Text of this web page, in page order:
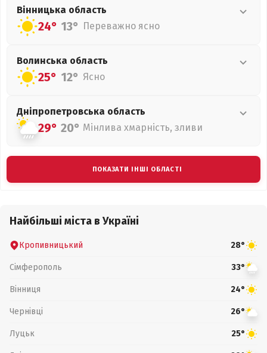
Вінницька область
24° 13° Переважно ясно
Волинська область
25° 12° Ясно
Дніпропетровська область
29° 20° Мінлива хмарність, зливи
ПОКАЗАТИ ІНШІ ОБЛАСТІ
Найбільші міста в Україні
Кропивницький 28°
Сімферополь 33°
Вінниця 24°
Чернівці 26°
Луцьк 25°